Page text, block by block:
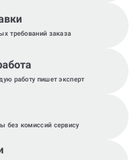
требований заказа
работу пишет эксперт
без комиссий сервису